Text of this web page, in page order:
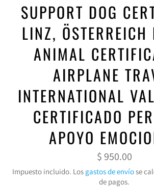
SUPPORT DOG
LINZ, ÖSTERREICH
ANIMAL
AIRPLANE
INTERNATIONAL
CERTIFICADO
APOYO
Precio
habitual
$ 950.00
Impuesto incluido. Los gastos de envíose
de pagos.